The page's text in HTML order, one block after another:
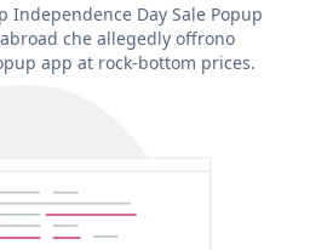
Day Sale Popup
che allegedly offrono
app at rock-bottom prices.